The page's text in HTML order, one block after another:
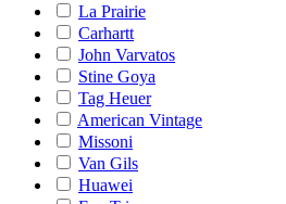
La Prairie
Carhartt
John Varvatos
Stine Goya
Tag Heuer
American Vintage
Missoni
Van Gils
Huawei